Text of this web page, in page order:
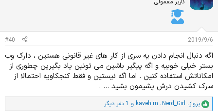
ز
:
کاربر معمولی
2019/9/6
#40
اگه دنبال انجام دادن یه سری از کار های غیر قانونی هستین ، دارک وب
بستر خیلی خوبیه و اگه پیگیر باشین می تونین یاد بگیرین چطوری از
امکاناتش استفاده کنین . اما اگه نیستین و فقط کنجکاویه احتمالا از
سرک کشیدن درش پشیمون بشید ... .
ا
پرواز، Nerd_Girl، kaveh.m و 1 نفر دیگر